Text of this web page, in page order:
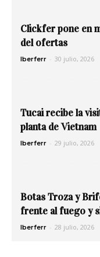
Clickfer pone en
del ofertas
Iberferr - 30 julio, 2026
Tucai recibe la
planta de Vietnam
Iberferr - 29 julio, 2026
Botas Troza y
frente al fuego y
Iberferr - 28 julio, 2026